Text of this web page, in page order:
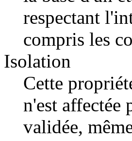
respectant
compris les
Isolation
Cette
n'est affectée
validée,